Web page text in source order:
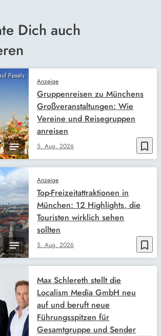
Dich auch
Pexels
bookmark_border
Anzeige
5. Aug. 2026
Gruppenreisen zu Münchens
Großveranstaltungen: Wie
Vereine und Reisegruppen
anreisen
bookmark_border
Anzeige
5. Aug. 2026
Top-Freizeitattraktionen in
München: 12 Highlights, die
Touristen wirklich sehen
sollten
Max Schlereth stellt die
Localism Media GmbH neu
auf und beruft neue
Führungsspitzen für
Gesamtgruppe und Sender